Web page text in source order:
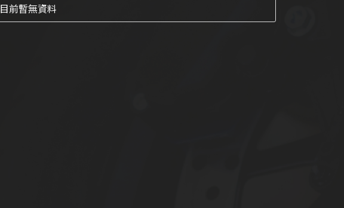
目前暫無資料